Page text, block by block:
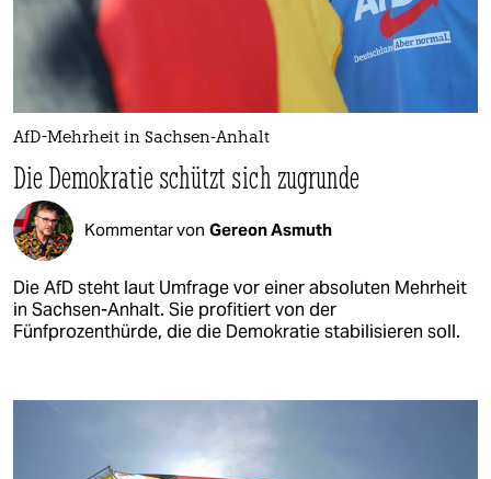
AfD-Mehrheit in Sachsen-Anhalt
Die Demokratie schützt sich zugrunde
Kommentar von Gereon Asmuth
Die AfD steht laut Umfrage vor einer absoluten Mehrheit
in Sachsen-Anhalt. Sie profitiert von der
Fünfprozenthürde, die die Demokratie stabilisieren soll.